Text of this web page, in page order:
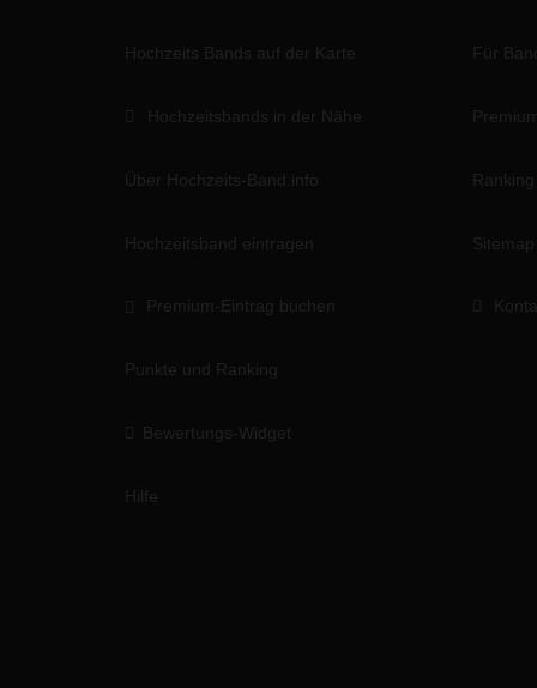
Hochzeits Bands auf der Karte
Hochzeitsbands in der Nähe
Über Hochzeits-Band.info
Hochzeitsband eintragen
Premium-Eintrag buchen
Punkte und Ranking
Bewertungs-Widget
Hilfe
Für
Ranking
Sitemap